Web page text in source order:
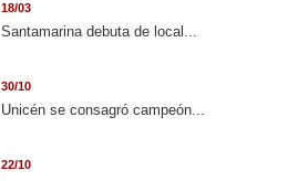
18/03
Santamarina debuta de local...
30/10
Unicén se consagró campeón...
22/10